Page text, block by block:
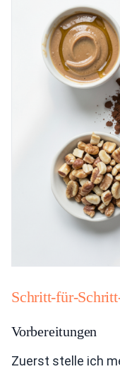
Schritt-für-
Vorbereitungen
Zuerst stelle ich